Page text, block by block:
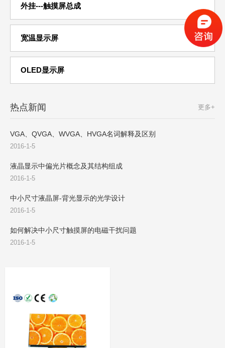
外挂---触摸屏总成
宽温显示屏
OLED显示屏
热点新闻 更多+
VGA、QVGA、WVGA、HVGA名词解释及区别
2016-1-5
液晶显示中偏光片概念及其结构组成
2016-1-5
中小尺寸液晶屏-背光显示的光学设计
2016-1-5
如何解决中小尺寸触摸屏的电磁干扰问题
2016-1-5